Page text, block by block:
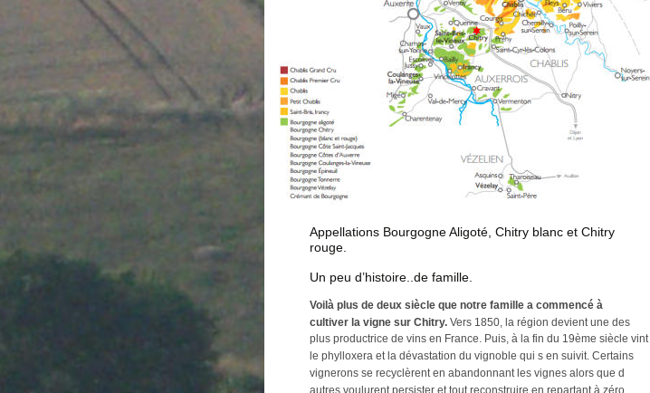
Appellations Bourgogne Aligoté, Chitry blanc et Chitry
rouge.
Un peu d’histoire..de famille.
Voilà plus de deux siècle que notre famille a commencé à
cultiver la vigne sur Chitry. Vers 1850, la région devient une des
plus productrice de vins en France. Puis, à la fin du 19ème siècle vint
le phylloxera et la dévastation du vignoble qui s en suivit. Certains
vignerons se recyclèrent en abandonnant les vignes alors que d
autres voulurent persister et tout reconstruire en repartant à zéro.